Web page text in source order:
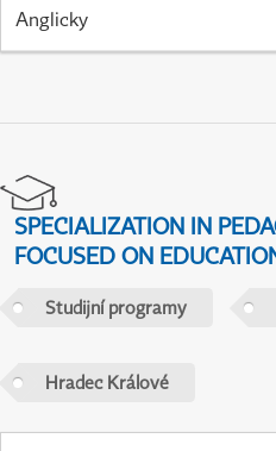
Anglicky
SPECIALIZATION IN
FOCUSED ON
Studijní programy
Hradec Králové